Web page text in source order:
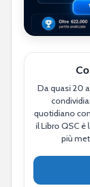
Da quasi 20
quotidiano
il Libro QSC
più